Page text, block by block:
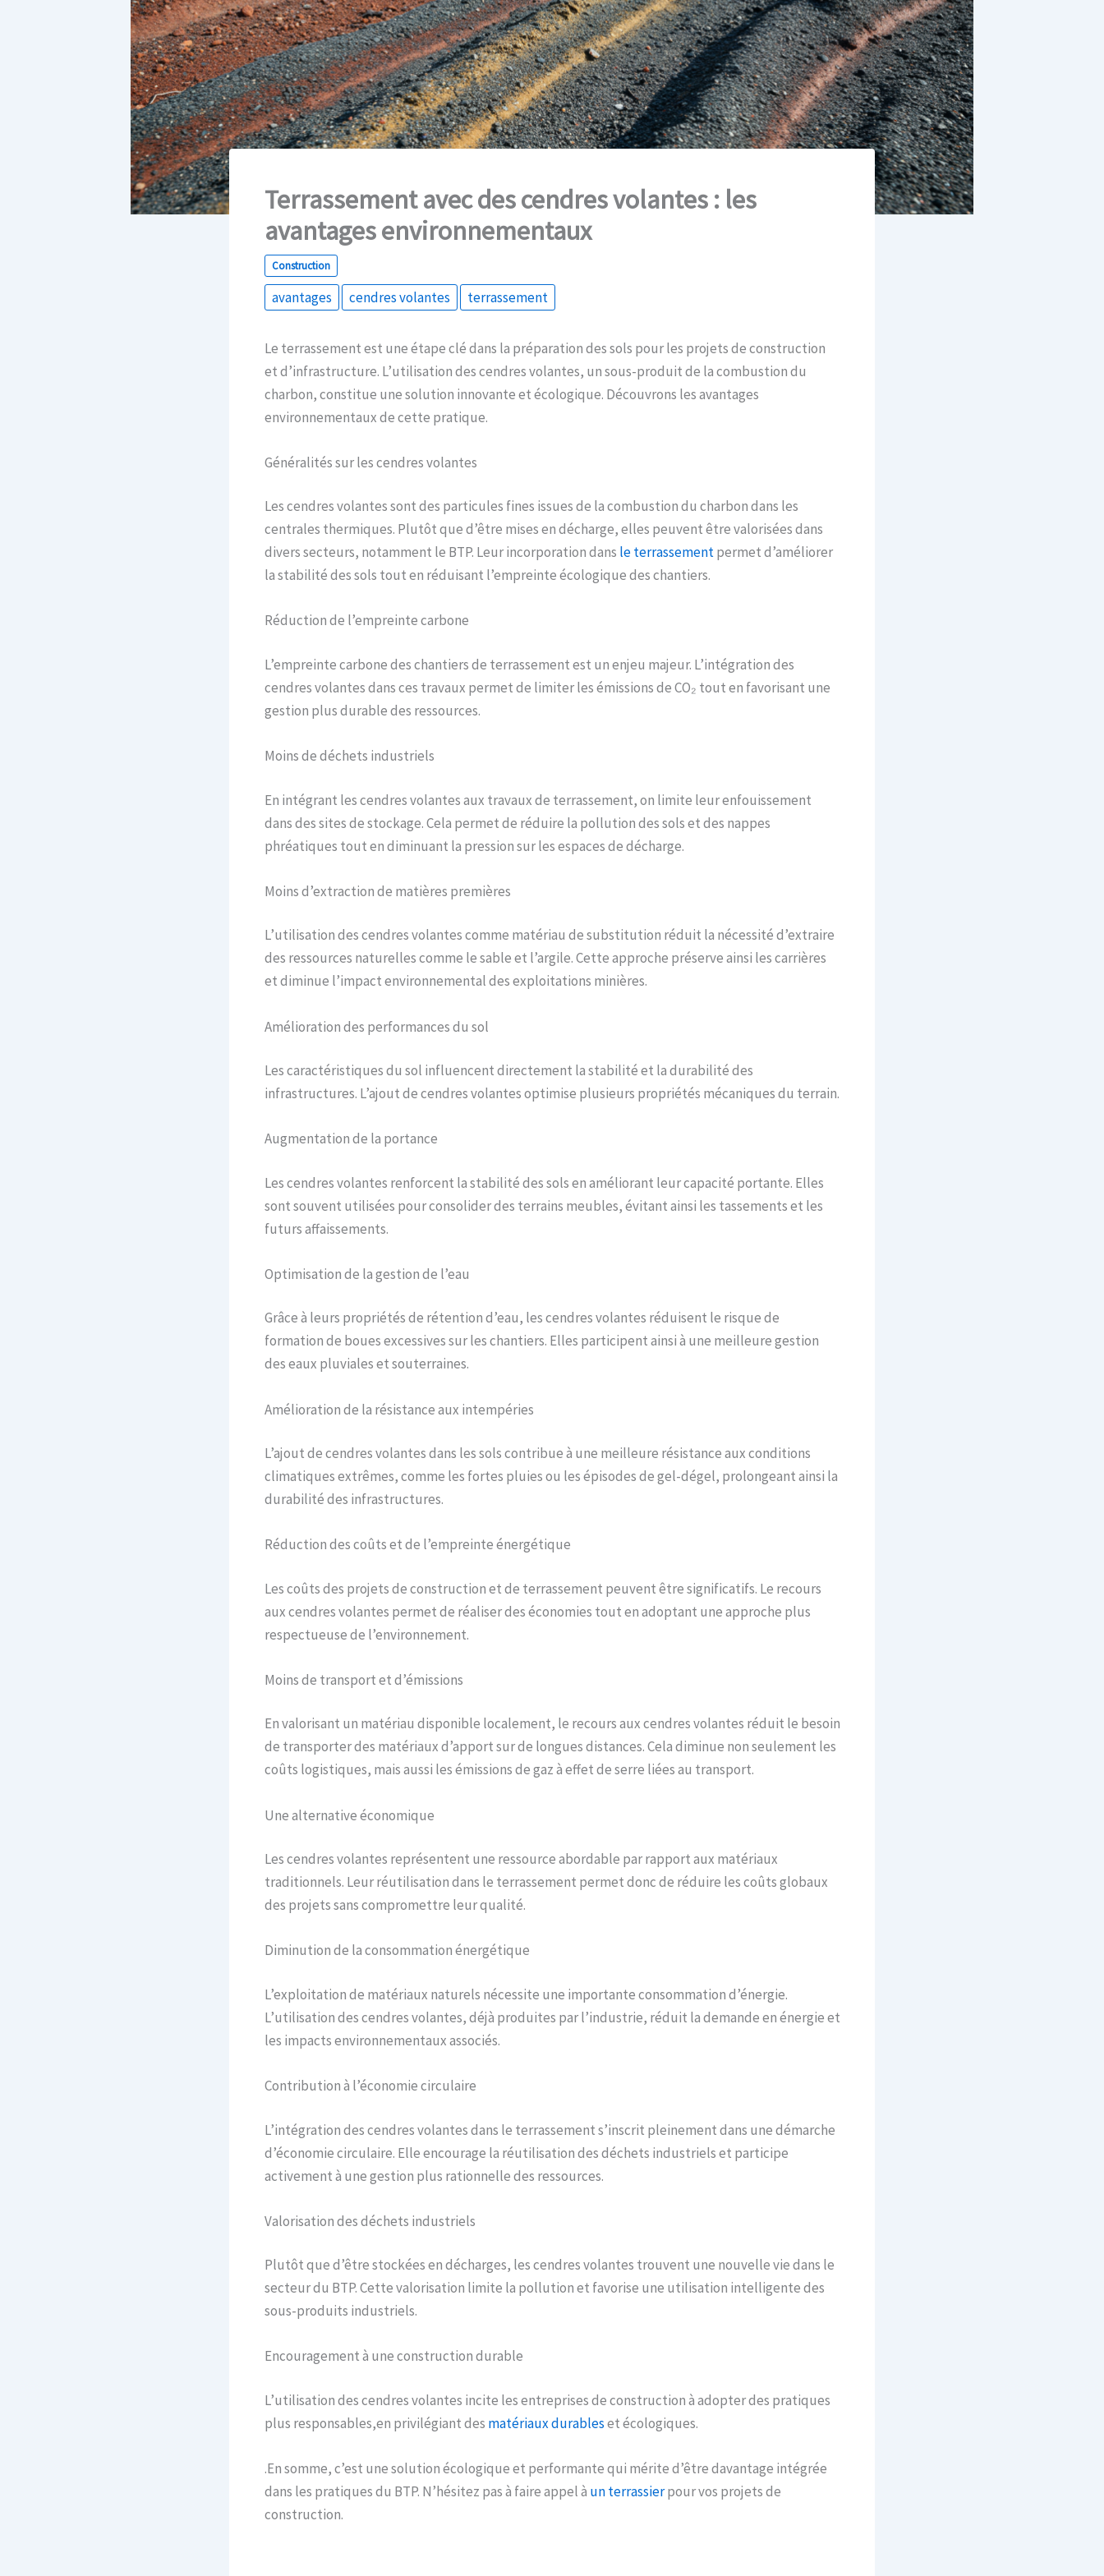
Terrassement avec des cendres volantes : les
avantages environnementaux
Construction
avantages cendres volantes terrassement
Le terrassement est une étape clé dans la préparation des sols pour les projets de construction
et d’infrastructure. L’utilisation des cendres volantes, un sous-produit de la combustion du
charbon, constitue une solution innovante et écologique. Découvrons les avantages
environnementaux de cette pratique.
Généralités sur les cendres volantes
Les cendres volantes sont des particules fines issues de la combustion du charbon dans les
centrales thermiques. Plutôt que d’être mises en décharge, elles peuvent être valorisées dans
divers secteurs, notamment le BTP. Leur incorporation dans le terrassementpermet d’améliorer
la stabilité des sols tout en réduisant l’empreinte écologique des chantiers.
Réduction de l’empreinte carbone
L’empreinte carbone des chantiers de terrassement est un enjeu majeur. L’intégration des
cendres volantes dans ces travaux permet de limiter les émissions de CO₂ tout en favorisant une
gestion plus durable des ressources.
Moins de déchets industriels
En intégrant les cendres volantes aux travaux de terrassement, on limite leur enfouissement
dans des sites de stockage. Cela permet de réduire la pollution des sols et des nappes
phréatiques tout en diminuant la pression sur les espaces de décharge.
Moins d’extraction de matières premières
L’utilisation des cendres volantes comme matériau de substitution réduit la nécessité d’extraire
des ressources naturelles comme le sable et l’argile. Cette approche préserve ainsi les carrières
et diminue l’impact environnemental des exploitations minières.
Amélioration des performances du sol
Les caractéristiques du sol influencent directement la stabilité et la durabilité des
infrastructures. L’ajout de cendres volantes optimise plusieurs propriétés mécaniques du terrain.
Augmentation de la portance
Les cendres volantes renforcent la stabilité des sols en améliorant leur capacité portante. Elles
sont souvent utilisées pour consolider des terrains meubles, évitant ainsi les tassements et les
futurs affaissements.
Optimisation de la gestion de l’eau
Grâce à leurs propriétés de rétention d’eau, les cendres volantes réduisent le risque de
formation de boues excessives sur les chantiers. Elles participent ainsi à une meilleure gestion
des eaux pluviales et souterraines.
Amélioration de la résistance aux intempéries
L’ajout de cendres volantes dans les sols contribue à une meilleure résistance aux conditions
climatiques extrêmes, comme les fortes pluies ou les épisodes de gel-dégel, prolongeant ainsi la
durabilité des infrastructures.
Réduction des coûts et de l’empreinte énergétique
Les coûts des projets de construction et de terrassement peuvent être significatifs. Le recours
aux cendres volantes permet de réaliser des économies tout en adoptant une approche plus
respectueuse de l’environnement.
Moins de transport et d’émissions
En valorisant un matériau disponible localement, le recours aux cendres volantes réduit le besoin
de transporter des matériaux d’apport sur de longues distances. Cela diminue non seulement les
coûts logistiques, mais aussi les émissions de gaz à effet de serre liées au transport.
Une alternative économique
Les cendres volantes représentent une ressource abordable par rapport aux matériaux
traditionnels. Leur réutilisation dans le terrassement permet donc de réduire les coûts globaux
des projets sans compromettre leur qualité.
Diminution de la consommation énergétique
L’exploitation de matériaux naturels nécessite une importante consommation d’énergie.
L’utilisation des cendres volantes, déjà produites par l’industrie, réduit la demande en énergie et
les impacts environnementaux associés.
Contribution à l’économie circulaire
L’intégration des cendres volantes dans le terrassement s’inscrit pleinement dans une démarche
d’économie circulaire. Elle encourage la réutilisation des déchets industriels et participe
activement à une gestion plus rationnelle des ressources.
Valorisation des déchets industriels
Plutôt que d’être stockées en décharges, les cendres volantes trouvent une nouvelle vie dans le
secteur du BTP. Cette valorisation limite la pollution et favorise une utilisation intelligente des
sous-produits industriels.
Encouragement à une construction durable
L’utilisation des cendres volantes incite les entreprises de construction à adopter des pratiques
plus responsables,en privilégiant des matériaux durableset écologiques.
.En somme, c’est une solution écologique et performante qui mérite d’être davantage intégrée
dans les pratiques du BTP. N’hésitez pas à faire appel à un terrassierpour vos projets de
construction.